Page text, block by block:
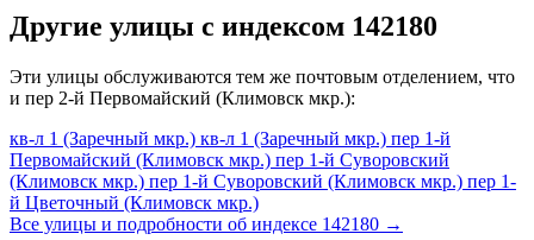
Другие улицы с индексом 142180
Эти улицы обслуживаются тем же почтовым отделением, что
и пер 2-й Первомайский (Климовск мкр.):
кв-л 1 (Заречный мкр.) кв-л 1 (Заречный мкр.) пер 1-й
Первомайский (Климовск мкр.) пер 1-й Суворовский
(Климовск мкр.) пер 1-й Суворовский (Климовск мкр.) пер 1-
й Цветочный (Климовск мкр.)
Все улицы и подробности об индексе 142180 →